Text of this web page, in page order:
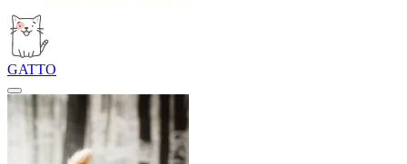
GATTO